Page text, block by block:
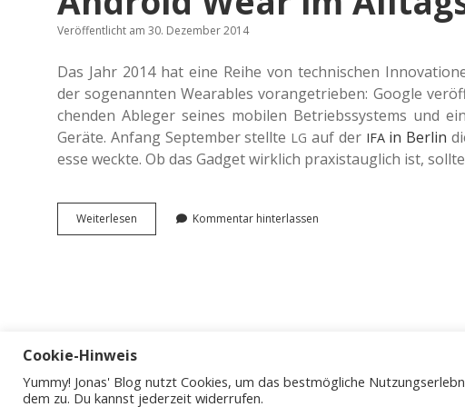
Veröffentlicht am 30. Dezember 2014
Das Jahr 2014 hat eine Reihe von tech­ni­schen
der soge­nann­ten Weara­bles vor­an­ge­trie­ben: Google
chen­den Able­ger seines mobi­len Betriebs­sys­tems und
Geräte. Anfang Sep­tem­ber stell­te LG auf der IFAin Berlin
es­se weckte. Ob das Gadget wirk­lich pra­xis­taug­lich ist,
Wei­ter­le­sen Android
Wear
Kommentar hinterlassen
Cookie-Hinweis
Yummy! Jonas' Blog nutzt Cookies, um das bestmögliche
dem zu. Du kannst jederzeit widerrufen.